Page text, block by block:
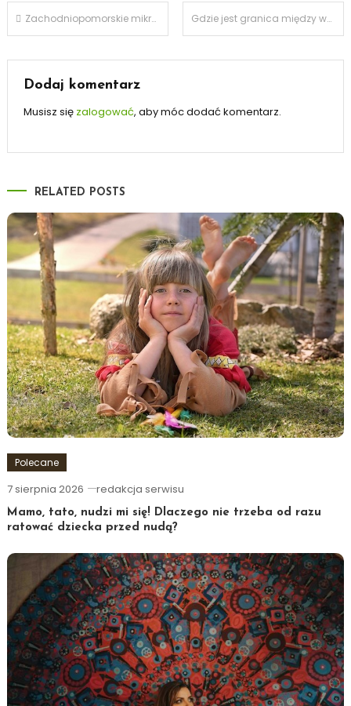
Nawigacja
wpisu
Zachodniopomorskie mikro i małe firmy z dobrymi nastrojami, ale impet wygasł Gdzie jest granica między wolnością gospodarczą, a interwencją państwa? – jedno z pytań VII Europejskiego Kongresu Gospodarczego w Katowicach
Dodaj komentarz
Musisz się zalogować, aby móc dodać komentarz.
RELATED POSTS
Polecane
7 sierpnia 2026 redakcja serwisu
Mamo, tato, nudzi mi się! Dlaczego nie trzeba od razu
ratować dziecka przed nudą?